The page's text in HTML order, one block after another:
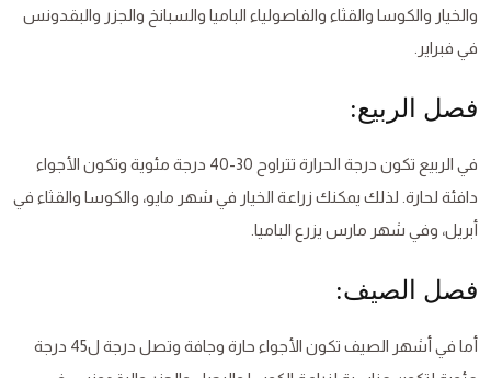
والخيار والكوسا والقثاء والفاصولياء الباميا والسبانخ والجزر والبقدونس
في فبراير.
فصل الربيع:
في الربيع تكون درجة الحرارة تتراوح 30-40 درجة مئوية وتكون الأجواء
دافئة لحارة. لذلك يمكنك زراعة الخيار في شهر مايو، والكوسا والقثاء في
أبريل، وفي شهر مارس يزرع الباميا.
فصل الصيف:
أما في أشهر الصيف تكون الأجواء حارة وجافة وتصل درجة ل45 درجة